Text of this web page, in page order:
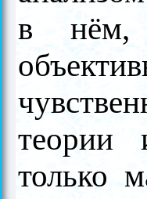
в нём,
теории
только